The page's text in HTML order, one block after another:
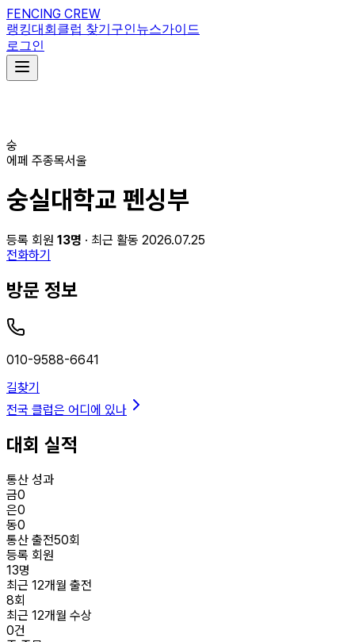
FENCING CREW
랭킹대회 클럽 찾기 구인뉴스가이드
로그인
숭
에페 주종목서울
숭실대학교 펜싱부
등록 회원 13명 · 최근 활동 2026.07.25
전화하기
방문 정보
010-9588-6641
길찾기
전국 클럽은 어디에 있나
대회 실적
통산 성과
금0
은0
동0
통산 출전50회
등록 회원
13명
최근 12개월 출전
8회
최근 12개월 수상
0건